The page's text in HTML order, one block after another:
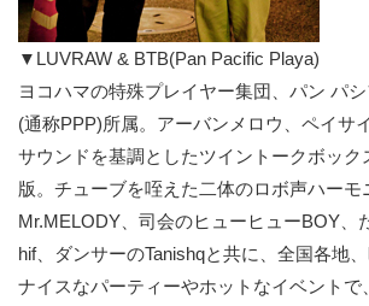
▼LUVRAW & BTB(Pan Pacific Playa)
ヨコハマの特殊プレイヤー集団、パン パ
(通称PPP)所属。アーバンメロウ、ペイサ
サウンドを基調としたツイントークボック
版。チューブを咥えた二体のロボ声ハー
Mr.MELODY、司会のヒューヒューBOY、
hif、ダンサーのTanishqと共に、全国各地
ナイスなパーティーやホットなイベントで